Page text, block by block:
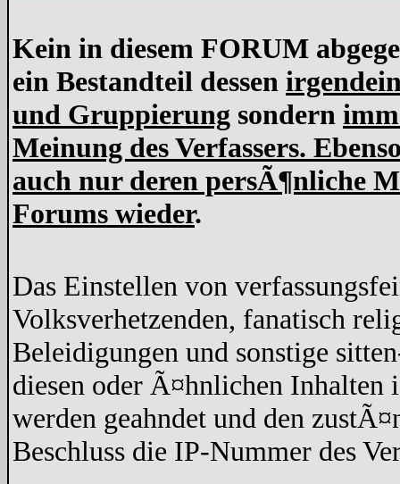
Kein in diesem FORUM
ein Bestandteil dessen
und Gruppierung sondern
Meinung des Verfassers.
auch nur deren persÃ¶nliche
Forums wieder.
Das Einstellen von
Volksverhetzenden, fanatisch
Beleidigungen und sonstige
diesen oder Ã¤hnlichen Inhalten
werden geahndet und den
Beschluss die IP-Nummer des